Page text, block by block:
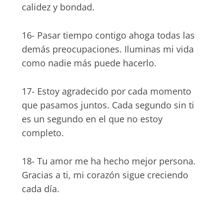
calidez y bondad.
16- Pasar tiempo contigo ahoga todas las
demás preocupaciones. Iluminas mi vida
como nadie más puede hacerlo.
17- Estoy agradecido por cada momento
que pasamos juntos. Cada segundo sin ti
es un segundo en el que no estoy
completo.
18- Tu amor me ha hecho mejor persona.
Gracias a ti, mi corazón sigue creciendo
cada día.